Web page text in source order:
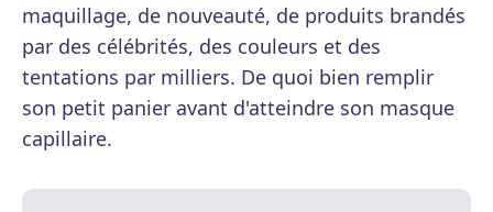
maquillage, de nouveauté, de produits brandés
par des célébrités, des couleurs et des
tentations par milliers. De quoi bien remplir
son petit panier avant d'atteindre son masque
capillaire.